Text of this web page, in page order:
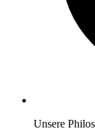
Unsere